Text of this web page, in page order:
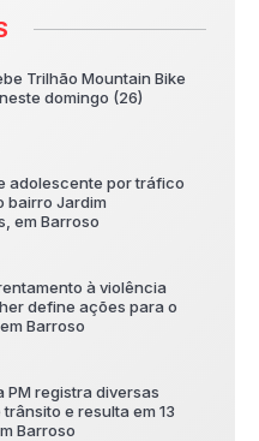
Trilhão Mountain Bike
domingo (26)
adolescente por tráfico
bairro Jardim
em Barroso
à violência
define ações para o
Barroso
PM registra diversas
e resulta em 13
Barroso